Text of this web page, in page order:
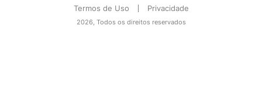
Termos de Uso Privacidade
2026, Todos os direitos reservados